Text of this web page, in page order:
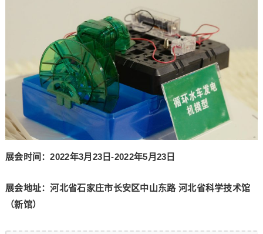
展会时间：2022年3月23日-2022年5月23日
展会地址：河北省石家庄市长安区中山东路 河北省科学技术馆
（新馆）